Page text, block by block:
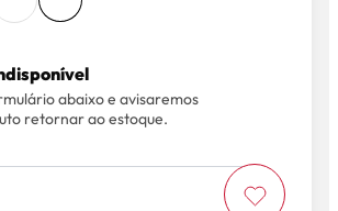
abaixo e avisaremos
retornar ao estoque.